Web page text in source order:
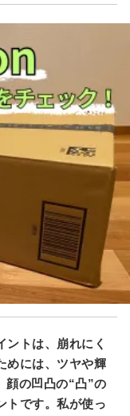
ントは、崩れにく
めには、ツヤや輝
顔の凹凸の“凸”の
トです。私が使っ